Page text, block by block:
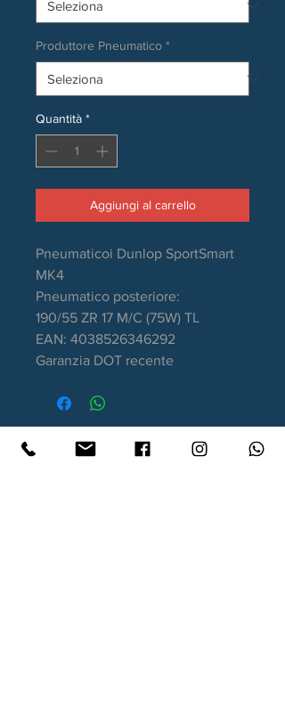
Produttore Pneumatico *
Quantità *
Aggiungi al carrello
Pneumaticoi Dunlop SportSmart
MK4
Pneumatico posteriore:
190/55 ZR 17 M/C (75W) TL
EAN: 4038526346292
Garanzia DOT recente